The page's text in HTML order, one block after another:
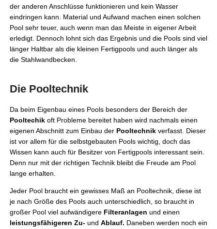
der anderen Anschlüsse funktionieren und kein Wasser
eindringen kann. Material und Aufwand machen einen solchen
Pool sehr teuer, auch wenn man das Meiste in eigener Arbeit
erledigt. Dennoch lohnt sich das Ergebnis und die Pools sind viel
länger Haltbar als die kleinen Fertigpools und auch länger als
die Stahlwandbecken.
Die Pooltechnik
Da beim Eigenbau eines Pools besonders der Bereich der
Pooltechik oft Probleme bereitet haben wird nachmals einen
eigenen Abschnitt zum Einbau der Pooltechnik verfasst. Dieser
ist vor allem für die selbstgebauten Pools wichtig, doch das
Wissen kann auch für Besitzer von Fertigpools interessant sein.
Denn nur mit der richtigen Technik bleibt die Freude am Pool
lange erhalten.
Jeder Pool braucht ein gewisses Maß an Pooltechnik, diese ist
je nach Größe des Pools auch unterschiedlich, so braucht in
großer Pool viel aufwändigere Filteranlagen und einen
leistungsfähigeren Zu- und Ablauf. Daneben werden noch ein